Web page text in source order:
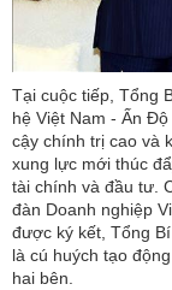
Tại cuộc tiếp, Tổng
hệ Việt Nam - Ấn
cậy chính trị cao và
xung lực mới thúc
tài chính và đầu tư.
đàn Doanh nghiệp
được ký kết, Tổng
là cú huých tạo
hai bên.